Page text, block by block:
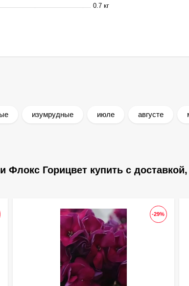
0.7 кг
изумрудные июле августе
Флокс Горицвет купить с
-29%